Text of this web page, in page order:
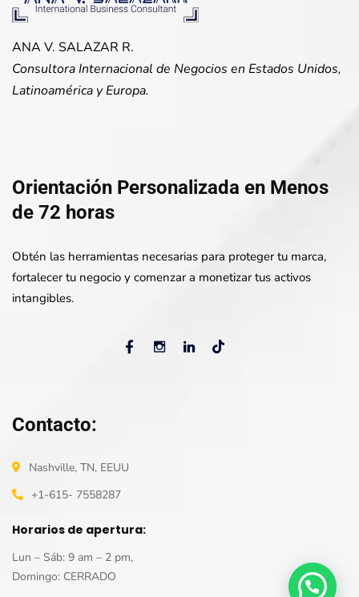
ANA V. SALAZAR R.
Consultora Internacional de Negocios en Estados Unidos,
Latinoamérica y Europa.
Orientación Personalizada en Menos
de 72 horas
Obtén las herramientas necesarias para proteger tu marca,
fortalecer tu negocio y comenzar a monetizar tus activos
intangibles.
Contacto:
Nashville, TN, EEUU
+1-615- 7558287
Horarios de apertura:
Lun – Sáb: 9 am – 2 pm,
Domingo: CERRADO